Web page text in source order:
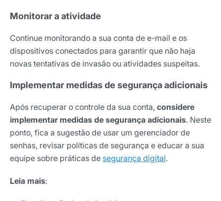
Monitorar a atividade
Continue monitorando a sua conta de e-mail e os
dispositivos conectados para garantir que não haja
novas tentativas de invasão ou atividades suspeitas.
Implementar medidas de segurança adicionais
Após recuperar o controle da sua conta, considere
implementar medidas de segurança adicionais. Neste
ponto, fica a sugestão de usar um gerenciador de
senhas, revisar políticas de segurança e educar a sua
equipe sobre práticas de segurança digital.
Leia mais:
Receba os melhores insights da Locaweb
Tendências e materiais exclusivos do mercado